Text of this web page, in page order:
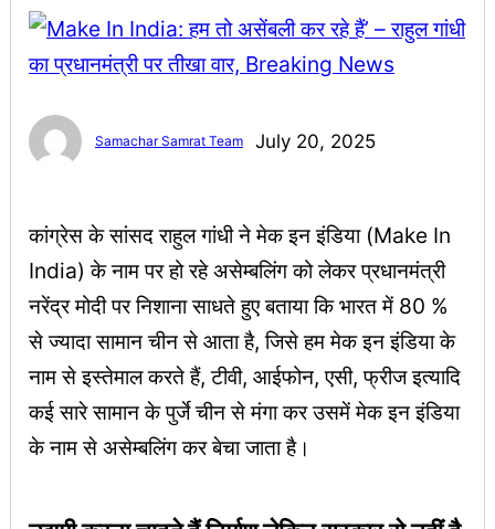
Samachar Samrat Team July 20, 2025
कांग्रेस के सांसद राहुल गांधी ने मेक इन इंडिया (Make In
India) के नाम पर हो रहे असेम्बलिंग को लेकर प्रधानमंत्री
नरेंद्र मोदी पर निशाना साधते हुए बताया कि भारत में 80 %
से ज्यादा सामान चीन से आता है, जिसे हम मेक इन इंडिया के
नाम से इस्तेमाल करते हैं, टीवी, आईफोन, एसी, फ्रीज इत्यादि
कई सारे सामान के पुर्जे चीन से मंगा कर उसमें मेक इन इंडिया
के नाम से असेम्बलिंग कर बेचा जाता है।